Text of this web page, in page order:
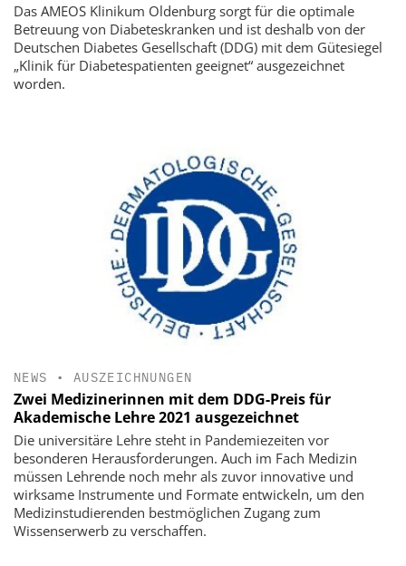
Das AMEOS Klinikum Oldenburg sorgt für die optimale
Betreuung von Diabeteskranken und ist deshalb von der
Deutschen Diabetes Gesellschaft (DDG) mit dem Gütesiegel
„Klinik für Diabetespatienten geeignet“ ausgezeichnet
worden.
NEWS • AUSZEICHNUNGEN
Zwei Medizinerinnen mit dem DDG-Preis für
Akademische Lehre 2021 ausgezeichnet
Die universitäre Lehre steht in Pandemiezeiten vor
besonderen Herausforderungen. Auch im Fach Medizin
müssen Lehrende noch mehr als zuvor innovative und
wirksame Instrumente und Formate entwickeln, um den
Medizinstudierenden bestmöglichen Zugang zum
Wissenserwerb zu verschaffen.